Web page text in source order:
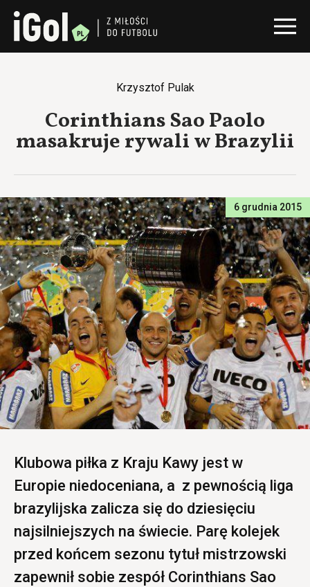
Krzysztof Pulak
Corinthians Sao Paolo
masakruje rywali w Brazylii
6 grudnia 2015
Klubowa piłka z Kraju Kawy jest w
Europie niedoceniana, a z pewnością liga
brazylijska zalicza się do dziesięciu
najsilniejszych na świecie. Parę kolejek
przed końcem sezonu tytuł mistrzowski
zapewnił sobie zespół Corinthians Sao